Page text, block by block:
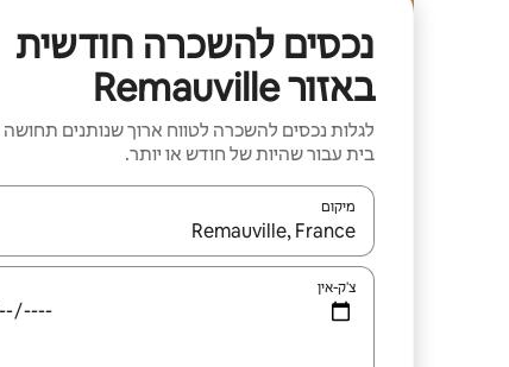
נכסים להשכרה חודשית
באזור Remauville
לגלות נכסים להשכרה לטווח ארוך שנותנים
בית עבור שהיות של חודש או יותר.
מיקום
כאשר התוצאות יהיו זמינות, יש לנווט עם מקשי
צ'ק-אין